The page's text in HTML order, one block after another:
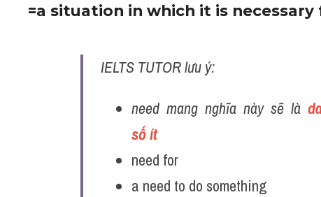
=a situation in which it is
IELTS TUTOR lưu ý:
need  mang  nghĩa  này  sẽ  là
số ít
need for
a need to do something